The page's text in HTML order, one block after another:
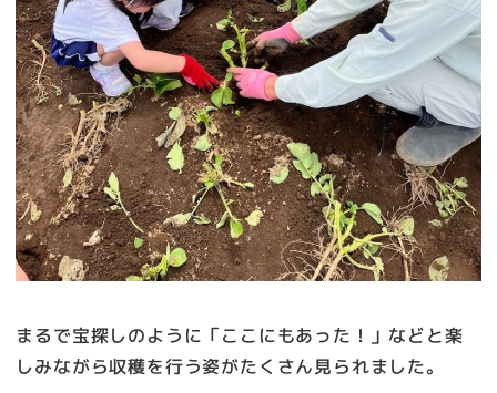
まるで宝探しのように「ここにもあった！」などと楽
しみながら収穫を行う姿がたくさん見られました。